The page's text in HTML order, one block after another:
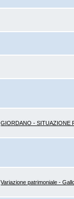
GIORDANO - SITUAZIONE
Variazione patrimoniale -